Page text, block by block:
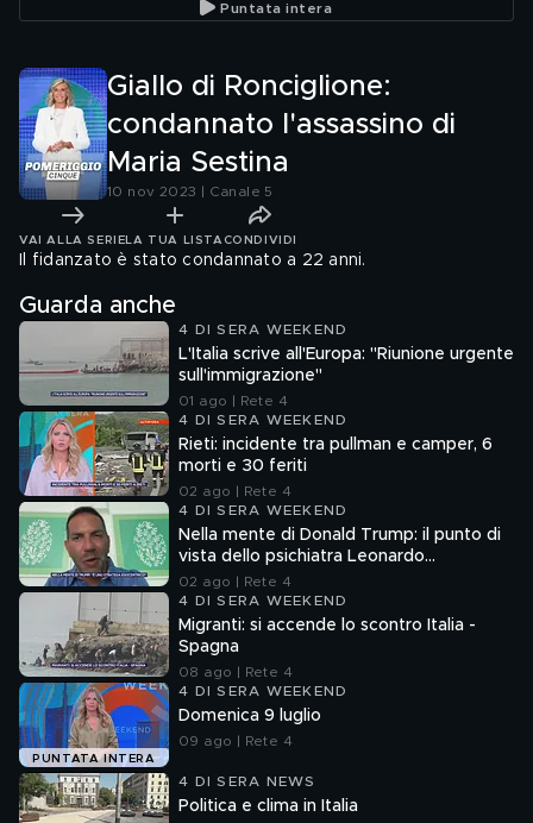
Puntata intera
Giallo di Ronciglione:
condannato l'assassino di
Maria Sestina
10 nov 2023 | Canale 5
VAI ALLA SERIE LA TUA LISTA CONDIVIDI
Il fidanzato è stato condannato a 22 anni.
Guarda anche
4 DI SERA WEEKEND
L'Italia scrive all'Europa: "Riunione urgente
sull'immigrazione"
01 ago | Rete 4
4 DI SERA WEEKEND
Rieti: incidente tra pullman e camper, 6
morti e 30 feriti
02 ago | Rete 4
4 DI SERA WEEKEND
Nella mente di Donald Trump: il punto di
vista dello psichiatra Leonardo
Mendolicchio
02 ago | Rete 4
4 DI SERA WEEKEND
Migranti: si accende lo scontro Italia -
Spagna
08 ago | Rete 4
PUNTATA INTERA
4 DI SERA WEEKEND
Domenica 9 luglio
09 ago | Rete 4
4 DI SERA NEWS
Politica e clima in Italia